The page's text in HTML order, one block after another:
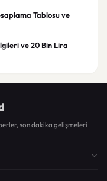
Tablosu ve
ve 20 Bin Lira
son dakika gelişmeleri